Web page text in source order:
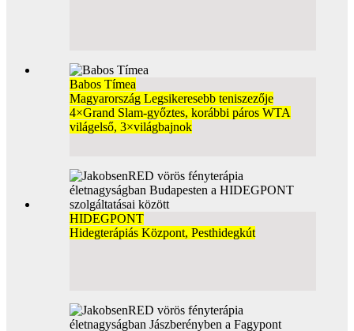
Babos Tímea
Magyarország Legsikeresebb teniszezője
4×Grand Slam-győztes, korábbi páros WTA
világelső, 3×világbajnok
HIDEGPONT
Hidegterápiás Központ, Pesthidegkút